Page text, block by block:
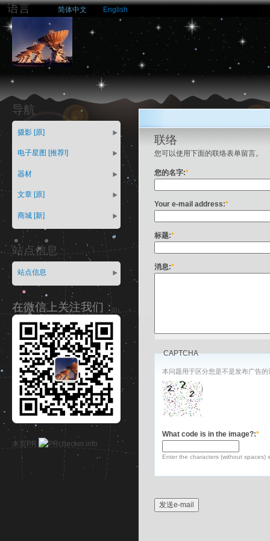
语言 简体中文 English
导航
摄影 [原]
电子星图 [推荐!]
器材
文章 [原]
商城 [新]
站点信息
站点信息
在微信上关注我们：
本页PR
联络
您可以使用下面的联络表单留言。
您的名字:*
Your e-mail address:*
标题:*
消息:*
CAPTCHA
本问题用于区分您是不是发布广告
What code is in the image?:*
Enter the characters (without spaces)